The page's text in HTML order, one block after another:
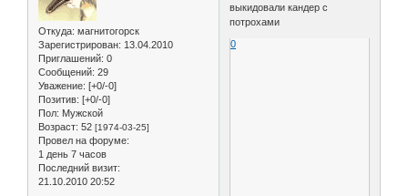
Откуда: магнитогорск
Зарегистрирован: 13.04.2010
Приглашений: 0
Сообщений: 29
Уважение: [+0/-0]
Позитив: [+0/-0]
Пол: Мужской
Возраст: 52 [1974-03-25]
Провел на форуме:
1 день 7 часов
Последний визит:
21.10.2010 20:52
выкидовали кандер с
потрохами
0